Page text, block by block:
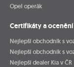
Opel operák
Certifikáty a ocenění
Nejlepší obchodník s
Nejlepší obchodník s
Nejlepší dealer Kia v ČR